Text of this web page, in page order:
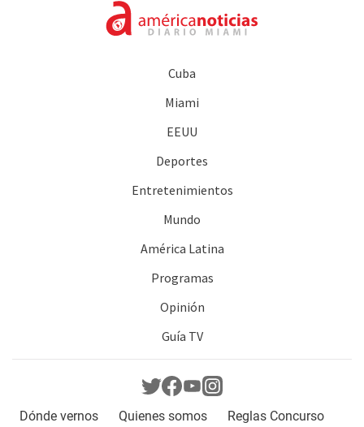
Cuba
Miami
EEUU
Deportes
Entretenimientos
Mundo
América Latina
Programas
Opinión
Guía TV
Dónde vernos Quienes somos Reglas Concurso